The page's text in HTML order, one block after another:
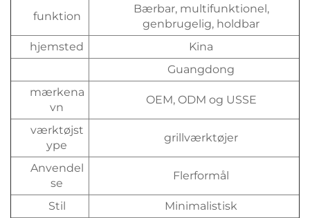
funktion
Bærbar, multifunktionel,
genbrugelig, holdbar
hjemsted
Kina
Guangdong
mærkena
vn
OEM, ODM og USSE
værktøjst
ype
grillværktøjer
Anvendel
se
Flerformål
Stil
Minimalistisk